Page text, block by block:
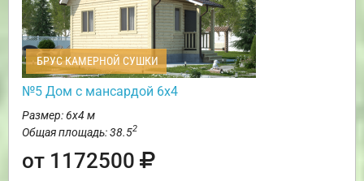
БРУС КАМЕРНОЙ СУШКИ
№5 Дом с мансардой 6х4
Размер: 6х4 м
Общая площадь: 38.52
от 1172500